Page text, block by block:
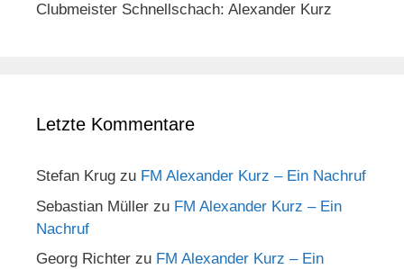
Clubmeister Schnellschach: Alexander Kurz
Letzte Kommentare
Stefan Krug zu FM Alexander Kurz – Ein Nachruf
Sebastian Müller zu FM Alexander Kurz – Ein
Nachruf
Georg Richter zu FM Alexander Kurz – Ein